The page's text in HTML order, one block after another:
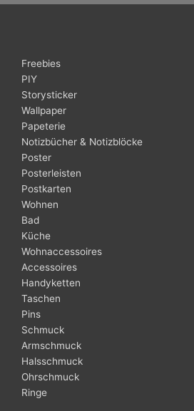
Freebies
PIY
Storysticker
Wallpaper
Papeterie
Notizbücher & Notizblöcke
Poster
Posterleisten
Postkarten
Wohnen
Bad
Küche
Wohnaccessoires
Accessoires
Handyketten
Taschen
Pins
Schmuck
Armschmuck
Halsschmuck
Ohrschmuck
Ringe